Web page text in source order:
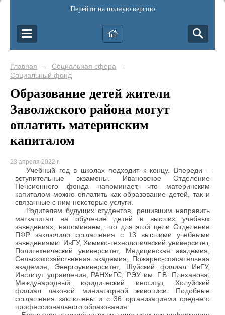
Перейти на полную версию
Главная → Социальная сфера →
Социальный фонд
Образование детей жители
Заволжского района могут
оплатить материнским
капиталом
23 апреля 2022 г.
Учебный год в школах подходит к концу. Впереди –
вступительные экзамены. Ивановское Отделение
Пенсионного фонда напоминает, что материнским
капиталом можно оплатить как образование детей, так и
связанные с ним некоторые услуги.
Родителям будущих студентов, решившим направить
маткапитал на обучение детей в высших учебных
заведениях, напоминаем, что для этой цели Отделение
ПФР заключило соглашения с 13 высшими учебными
заведениями: ИвГУ, Химико-технологический университет,
Политехнический университет, Медицинская академия,
Сельскохозяйственная академия, Пожарно-спасательная
академия, Энергоуниверситет, Шуйский филиал ИвГУ,
Институт управления, РАНХиГС, РЭУ им. Г.В. Плеханова,
Международный юридический институт, Холуйский
филиал лаковой миниатюрной живописи. Подобные
соглашения заключены и с 36 организациями среднего
профессионального образования.